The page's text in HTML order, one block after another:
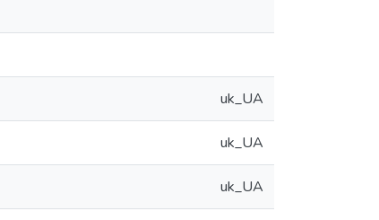
uk_UA
uk_UA
uk_UA